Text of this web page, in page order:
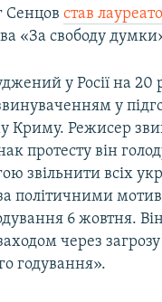
Сенцов став
«За свободу
у Росії на 20
у
Криму. Режисер
протесту він
звільнити всіх
політичними
6 жовтня.
через загрозу
годування».